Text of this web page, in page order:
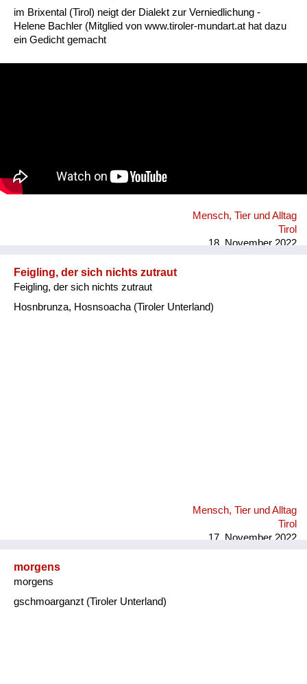
im Brixental (Tirol) neigt der Dialekt zur Verniedlichung -
Helene Bachler (Mitglied von www.tiroler-mundart.at hat dazu
ein Gedicht gemacht
Mensch, Tier und Alltag
Tirol
18. November 2022
Feigling, der sich nichts zutraut
Feigling, der sich nichts zutraut
Hosnbrunza, Hosnsoacha (Tiroler Unterland)
Mensch, Tier und Alltag
Tirol
17. November 2022
morgens
morgens
gschmoarganzt (Tiroler Unterland)